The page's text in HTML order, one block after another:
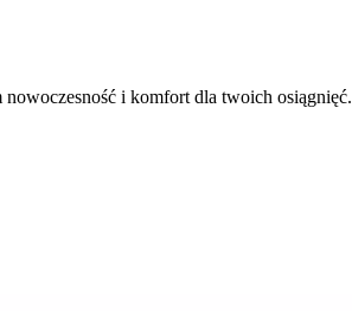
i komfort dla twoich osiągnięć.